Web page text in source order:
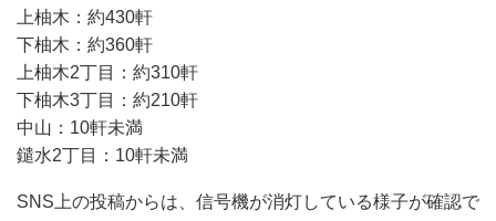
上柚木：約430軒
下柚木：約360軒
上柚木2丁目：約310軒
下柚木3丁目：約210軒
中山：10軒未満
鑓水2丁目：10軒未満
SNS上の投稿からは、信号機が消灯している様子が確認で